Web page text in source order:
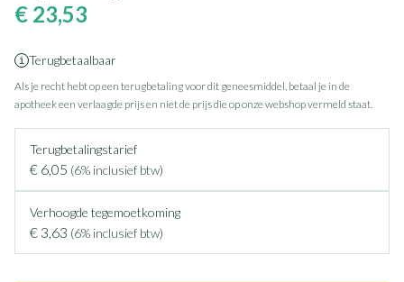
€ 23,53
Terugbetaalbaar
Als je recht hebt op een terugbetaling voor dit geneesmiddel, betaal je in de
apotheek een verlaagde prijs en niet de prijs die op onze webshop vermeld staat.
Terugbetalingstarief
€ 6,05 (6% inclusief btw)
Verhoogde tegemoetkoming
€ 3,63 (6% inclusief btw)